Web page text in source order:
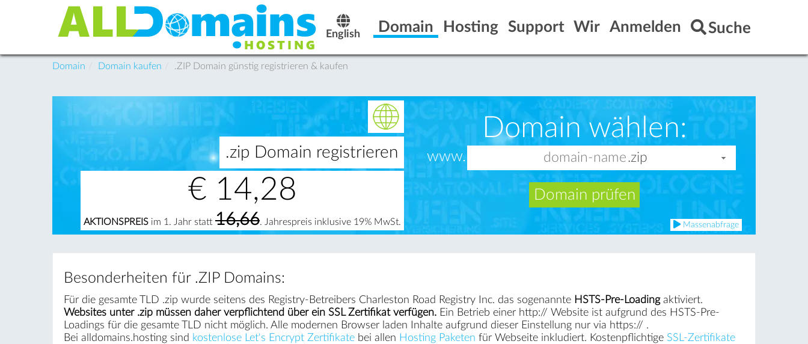
English Domain Hosting Support Wir Anmelden Suche
Domain Domain kaufen .ZIP Domain günstig registrieren & kaufen
.zip Domain registrieren
€ 14,28
AKTIONSPREIS im 1. Jahr statt 16,66. Jahrespreis inklusive 19% MwSt.
Domain wählen:
www.
Domain prüfen
Massenabfrage
Besonderheiten für .ZIP Domains:
Für die gesamte TLD .zip wurde seitens des Registry-Betreibers Charleston Road Registry Inc. das sogenannte HSTS-Pre-Loadingaktiviert.
Websites unter .zip müssen daher verpflichtend über ein SSL Zertifikat verfügen.Ein Betrieb einer http:// Website ist aufgrund des HSTS-Pre-
Loadings für die gesamte TLD nicht möglich. Alle modernen Browser laden Inhalte aufgrund dieser Einstellung nur via https:// .
Bei alldomains.hosting sind kostenlose Let's Encrypt Zertifikatebei allen Hosting Paketen für Webseite inkludiert. Kostenpflichtige SSL-Zertifikate